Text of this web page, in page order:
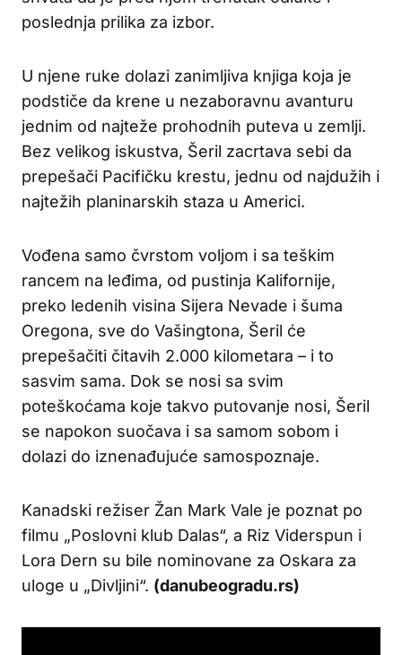
poslednja prilika za izbor.
U njene ruke dolazi zanimljiva knjiga koja je
podstiče da krene u nezaboravnu avanturu
jednim od najteže prohodnih puteva u zemlji.
Bez velikog iskustva, Šeril zacrtava sebi da
prepešači Pacifičku krestu, jednu od najdužih i
najtežih planinarskih staza u Americi.
Vođena samo čvrstom voljom i sa teškim
rancem na leđima, od pustinja Kalifornije,
preko ledenih visina Sijera Nevade i šuma
Oregona, sve do Vašingtona, Šeril će
prepešačiti čitavih 2.000 kilometara – i to
sasvim sama. Dok se nosi sa svim
poteškoćama koje takvo putovanje nosi, Šeril
se napokon suočava i sa samom sobom i
dolazi do iznenađujuće samospoznaje.
Kanadski režiser Žan Mark Vale je poznat po
filmu „Poslovni klub Dalas“, a Riz Viderspun i
Lora Dern su bile nominovane za Oskara za
uloge u „Divljini“. (danubeogradu.rs)